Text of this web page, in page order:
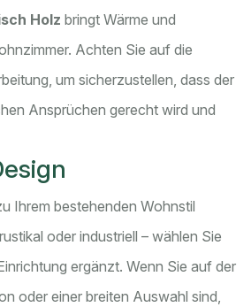
Holz bringt Wärme und
Achten Sie auf die
um sicherzustellen, dass der
Ansprüchen gerecht wird und
Ihrem bestehenden Wohnstil
oder industriell – wählen Sie
ergänzt. Wenn Sie auf der
oder einer breiten Auswahl sind,